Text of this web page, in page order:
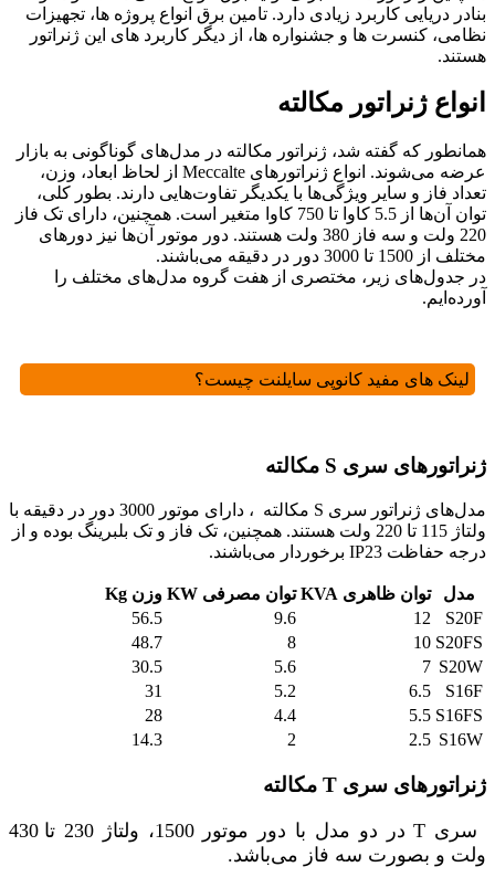
بنادر دریایی کاربرد زیادی دارد. تامین برق انواع پروژه ها، تجهیزات
نظامی، کنسرت ها و جشنواره ها، از دیگر کاربرد های این ژنراتور
هستند.
انواع ژنراتور مکالته
همانطور که گفته شد، ژنراتور مکالته در مدل‌های گوناگونی به بازار
عرضه می‌شوند. انواع ژنراتورهای Meccalte از لحاظ ابعاد، وزن،
تعداد فاز و سایر ویژگی‌ها با یکدیگر تفاوت‌هایی دارند. بطور کلی،
توان آن‌ها از 5.5 کاوا تا 750 کاوا متغیر است. همچنین، دارای تک فاز
220 ولت و سه فاز 380 ولت هستند. دور موتور آن‌ها نیز دورهای
مختلف از 1500 تا 3000 دور در دقیقه می‌باشند.
در جدول‌های زیر، مختصری از هفت گروه مدل‌های مختلف را
آورده‌ایم.
لینک های مفید کانوپی سایلنت چیست؟
ژنراتورهای سری S مکالته
مدل‌های ژنراتور سری S مکالته ، دارای موتور 3000 دور در دقیقه با
ولتاژ 115 تا 220 ولت هستند. همچنین، تک فاز و تک بلبرینگ بوده و از
درجه حفاظت IP23 برخوردار می‌باشند.
مدل توان ظاهری KVA توان مصرفی KW
وزن Kg
S20F
12
9.6
56.5
S20FS
10
8
48.7
S20W
7
5.6
30.5
S16F
6.5
5.2
31
S16FS
5.5
4.4
28
S16W
2.5
2
14.3
ژنراتورهای سری T مکالته
سری T در دو مدل با دور موتور1500، ولتاژ230 تا 430
ولت و بصورت سه فاز می‌باشد.